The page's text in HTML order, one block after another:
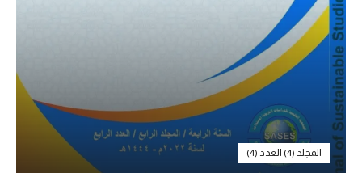
المجلد (4) العدد (4)